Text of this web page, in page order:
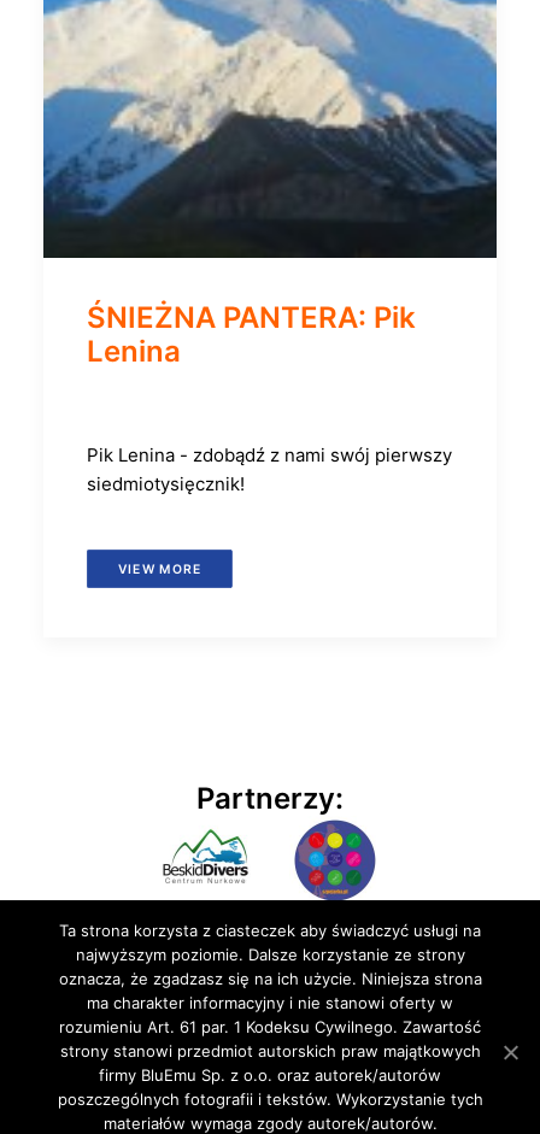
ŚNIEŻNA PANTERA: Pik
Lenina
Pik Lenina - zdobądź z nami swój pierwszy
siedmiotysięcznik!
VIEW MORE
Partnerzy:
© 2020 BluEmu sp. z o.o. Wszelkie prawa zastrzeżone
Ta strona korzysta z ciasteczek aby świadczyć usługi na
najwyższym poziomie. Dalsze korzystanie ze strony
oznacza, że zgadzasz się na ich użycie. Niniejsza strona
ma charakter informacyjny i nie stanowi oferty w
rozumieniu Art. 61 par. 1 Kodeksu Cywilnego. Zawartość
strony stanowi przedmiot autorskich praw majątkowych
firmy BluEmu Sp. z o.o. oraz autorek/autorów
poszczególnych fotografii i tekstów. Wykorzystanie tych
materiałów wymaga zgody autorek/autorów.